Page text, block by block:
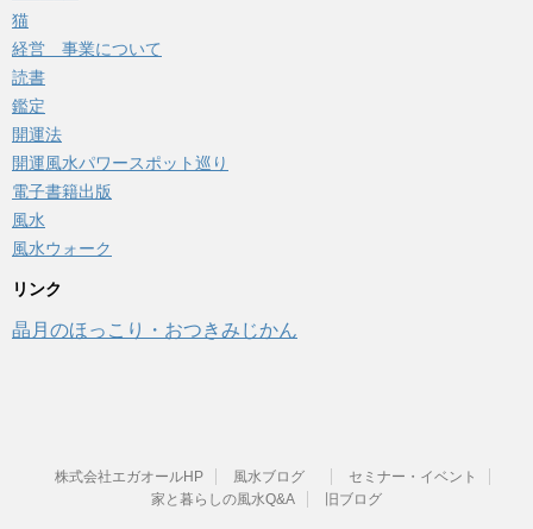
猫
経営 事業について
読書
鑑定
開運法
開運風水パワースポット巡り
電子書籍出版
風水
風水ウォーク
リンク
晶月のほっこり・おつきみじかん
株式会社エガオールHP 風水ブログ
セミナー・イベント
家と暮らしの風水Q&A
旧ブログ